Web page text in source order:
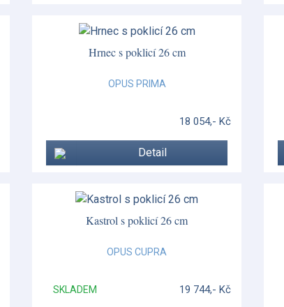
Hrnec s poklicí 26 cm
OPUS PRIMA
18 054,- Kč
Detail
Kastrol s poklicí 26 cm
OPUS CUPRA
SKLADEM 19 744,- Kč